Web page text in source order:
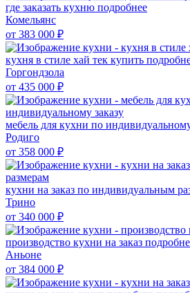
где заказать кухню подробнее
Комельянс
от 383 000 ₽
кухня в стиле хай тек купить
Горгондзола
от 435 000 ₽
мебель для кухни по
Родиго
от 358 000 ₽
кухни на заказ по индивидуальным
Трино
от 340 000 ₽
производство кухни на заказ
Аньоне
от 384 000 ₽